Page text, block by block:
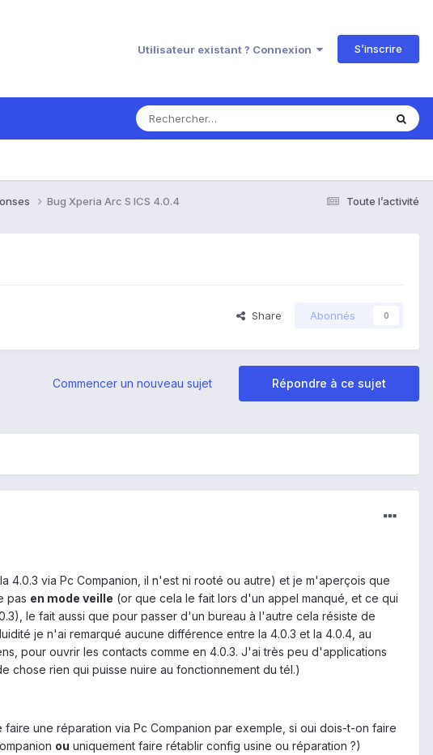
Utilisateur existant ? Connexion S’inscrire
Toute l’activité
Bug Xperia Arc S ICS 4.0.4
Share Abonnés 0
Répondre à ce sujet
Commencer un nouveau sujet
4.0.3 via Pc Companion, il n'est ni rooté ou autre) et je m'aperçois que
pas en mode veille (or que cela le fait lors d'un appel manqué, et ce qui
le fait aussi que pour passer d'un bureau à l'autre cela résiste de
je n'ai remarqué aucune différence entre la 4.0.3 et la 4.0.4, au
pour ouvrir les contacts comme en 4.0.3. J'ai très peu d'applications
chose rien qui puisse nuire au fonctionnement du tél.)
une réparation via Pc Companion par exemple, si oui dois-t-on faire
ou uniquement faire rétablir config usine ou réparation ?)